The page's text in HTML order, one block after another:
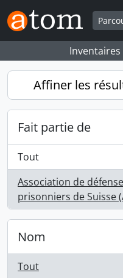
Skip to main content
Affiner les
Fait partie de
Tout
Association de
prisonniers de Suisse
, 17 résultats
Nom
Tout